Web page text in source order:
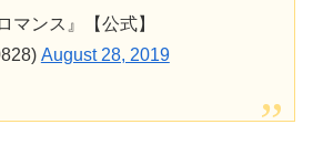
ンス』【公式】
August 28, 2019